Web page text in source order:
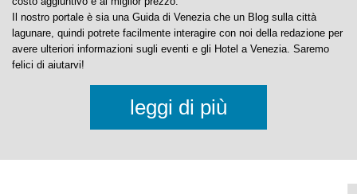
vacanza.
Prenotate direttamente dalla nostra lista diHotel a Veneziasenza alcun
costo aggiuntivo e al miglior prezzo.
Il nostro portale è sia una Guida di Venezia che un Blog sulla città
leggi di più